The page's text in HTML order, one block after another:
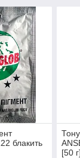
блакить
[50